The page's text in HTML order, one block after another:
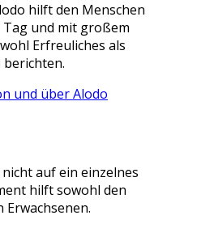
hilft den Menschen
und mit großem
Erfreuliches als
und über Alodo
auf ein einzelnes
hilft sowohl den